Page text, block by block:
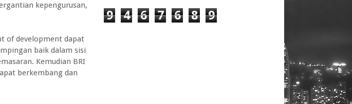
kepengurusan,
of development dapat
baik dalam sisi
Kemudian BRI
berkembang dan
9 4 6 7 6 8 9